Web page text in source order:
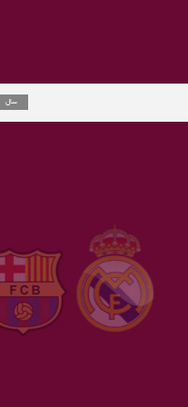
راموس به
ارلینگ هالند